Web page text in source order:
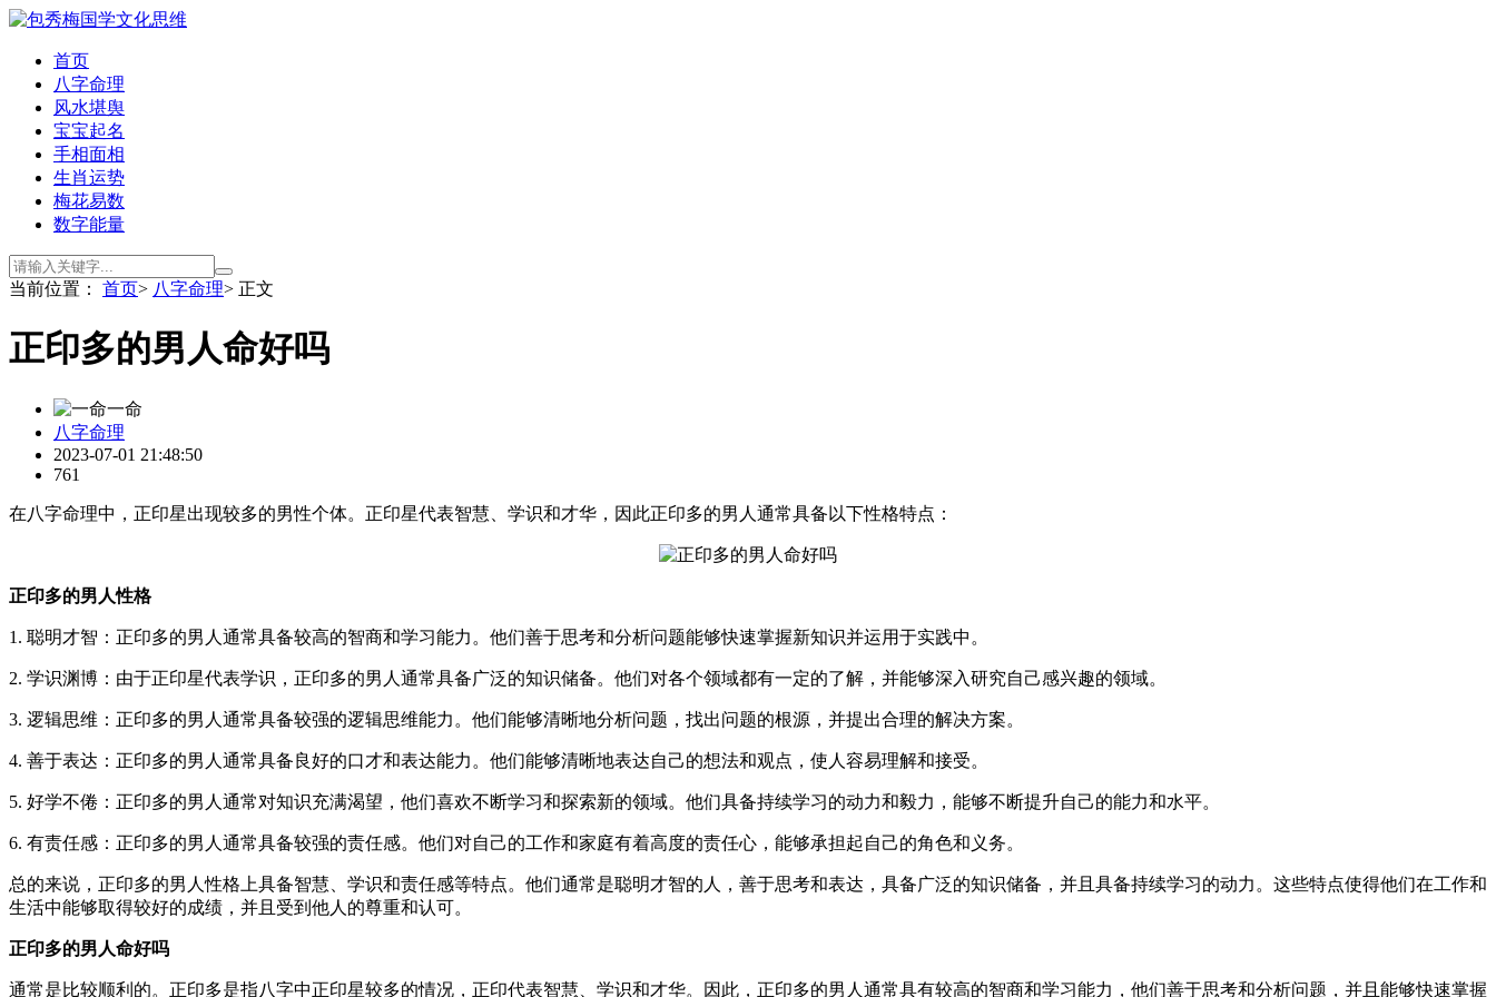
首页
八字命理
风水堪舆
宝宝起名
手相面相
生肖运势
梅花易数
数字能量
当前位置： 首页> 八字命理> 正文
正印多的男人命好吗
一命
八字命理
2023-07-01 21:48:50
761
在八字命理中，正印星出现较多的男性个体。正印星代表智慧、学识和才华，因此正印多的男人通常具备以下性格特点：
正印多的男人性格
1. 聪明才智：正印多的男人通常具备较高的智商和学习能力。他们善于思考和分析问题能够快速掌握新知识并运用于实践中。
2. 学识渊博：由于正印星代表学识，正印多的男人通常具备广泛的知识储备。他们对各个领域都有一定的了解，并能够深入研究自己感兴趣的领域。
3. 逻辑思维：正印多的男人通常具备较强的逻辑思维能力。他们能够清晰地分析问题，找出问题的根源，并提出合理的解决方案。
4. 善于表达：正印多的男人通常具备良好的口才和表达能力。他们能够清晰地表达自己的想法和观点，使人容易理解和接受。
5. 好学不倦：正印多的男人通常对知识充满渴望，他们喜欢不断学习和探索新的领域。他们具备持续学习的动力和毅力，能够不断提升自己的能力和水平。
6. 有责任感：正印多的男人通常具备较强的责任感。他们对自己的工作和家庭有着高度的责任心，能够承担起自己的角色和义务。
总的来说，正印多的男人性格上具备智慧、学识和责任感等特点。他们通常是聪明才智的人，善于思考和表达，具备广泛的知识储备，并且具备持续学习的动力。这些特点使得他们在工作和
生活中能够取得较好的成绩，并且受到他人的尊重和认可。
正印多的男人命好吗
通常是比较顺利的。正印多是指八字中正印星较多的情况，正印代表智慧、学识和才华。因此，正印多的男人通常具有较高的智商和学习能力，他们善于思考和分析问题，并且能够快速掌握